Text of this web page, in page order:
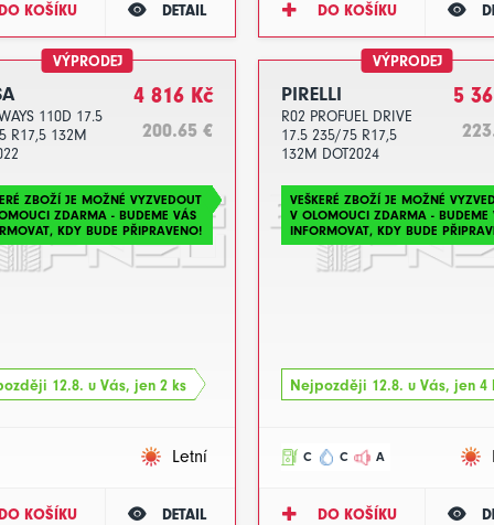
KOŠÍKU DETAIL DO KOŠÍKU
VÝPRODEJ
110D 17.5
R17,5 132M
4 816 Kč
200.65 €
ZBOŽÍ JE MOŽNÉ VYZVEDOUT
ZDARMA - BUDEME VÁS
KDY BUDE PŘIPRAVENO!
12.8. u Vás, jen 2 ks
Letní
KOŠÍKU DETAIL
VÝPRODEJ
PIRELLI
R02 PROFUEL DRIVE
17.5 235/75 R17,5
132M DOT2024
5
VEŠKERÉ ZBOŽÍ JE MOŽNÉ
V OLOMOUCI ZDARMA - BUDEME
INFORMOVAT, KDY BUDE
Nejpozději 12.8. u Vás, jen 4
C C A
DO KOŠÍKU